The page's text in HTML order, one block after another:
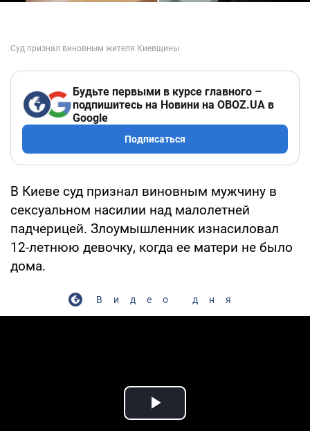
Будьте первыми в курсе главного –
подпишитесь на Новини на OBOZ.UA в
Google
Подписаться
В Киеве суд признал виновным мужчину в
сексуальном насилии над малолетней
падчерицей. Злоумышленник изнасиловал
12-летнюю девочку, когда ее матери не было
дома.
Видео дня
Play Video